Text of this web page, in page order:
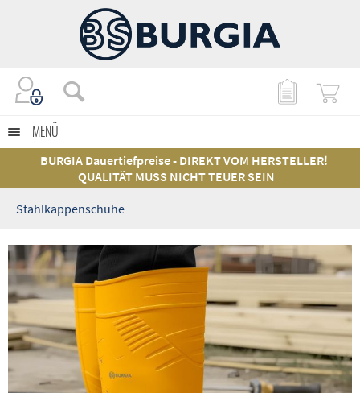
MENÜ
BURGIA Dauertiefpreise - DIREKT VOM HERSTELLER!
QUALITÄT MUSS NICHT TEUER SEIN
Stahlkappenschuhe